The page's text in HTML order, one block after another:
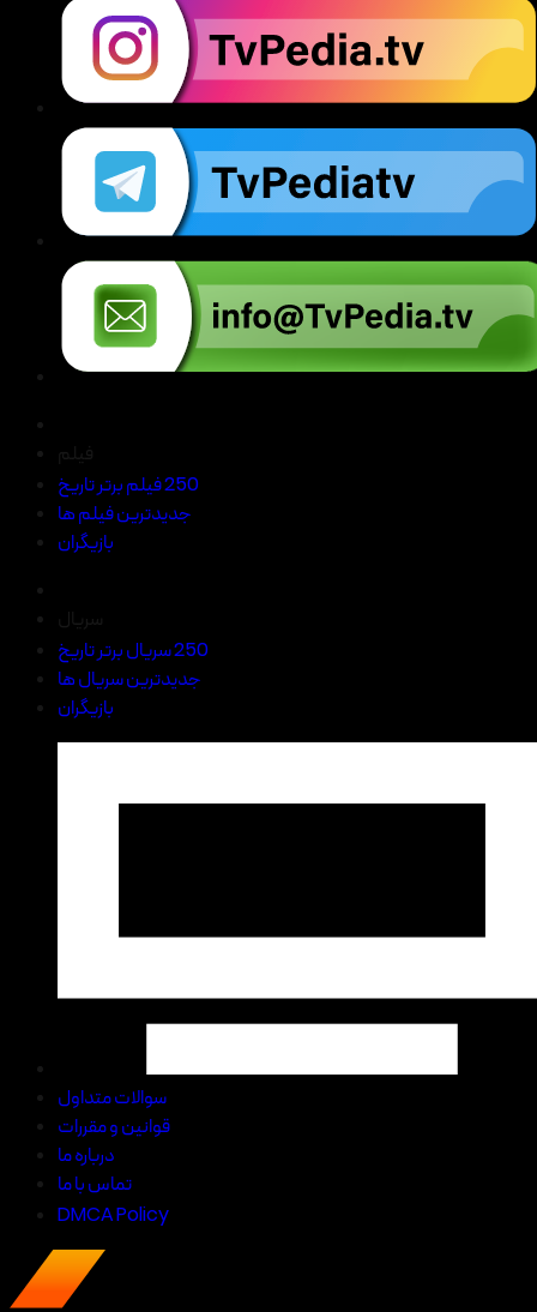
250 فیلم برتر تاریخ
جدیدترین فیلم ها
بازیگران
250 سریال برتر تاریخ
جدیدترین سریال ها
بازیگران
سوالات متداول
قوانین و مقررات
درباره ما
تماس با ما
DMCA Policy